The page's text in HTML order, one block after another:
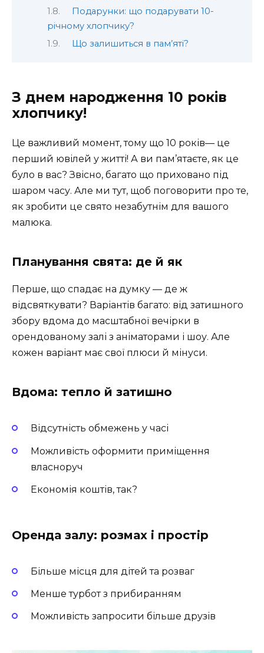
Подарунки: що подарувати 10-
річному хлопчику?
Що залишиться в пам’яті?
З днем народження 10 років
хлопчику!
Це важливий момент, тому що 10 років— це
перший ювілей у житті! А ви пам’ятаєте, як це
було в вас? Звісно, багато що приховано під
шаром часу. Але ми тут, щоб поговорити про те,
як зробити це свято незабутнім для вашого
малюка.
Планування свята: де й як
Перше, що спадає на думку — де ж
відсвяткувати? Варіантів багато: від затишного
збору вдома до масштабної вечірки в
орендованому залі з аніматорами і шоу. Але
кожен варіант має свої плюси й мінуси.
Вдома: тепло й затишно
Відсутність обмежень у часі
Можливість оформити приміщення
власноруч
Економія коштів, так?
Оренда залу: розмах і простір
Більше місця для дітей та розваг
Менше турбот з прибиранням
Можливість запросити більше друзів